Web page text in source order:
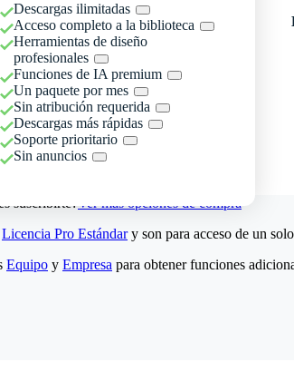
Descargas ilimitadas
Acceso completo a la biblioteca
Herramientas de diseño
profesionales
Funciones de IA premium
Un paquete por mes
Sin atribución requerida
Descargas más rápidas
Soporte prioritario
Sin anuncios
suscribirte?Ver más opciones de compra
Licencia Pro Estándary son para acceso de un
Equipo y Empresa para obtener funciones